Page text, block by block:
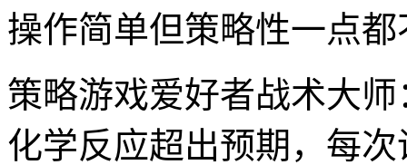
操作简单但策略性一点
策略游戏爱好者战术大
化学反应超出预期，每